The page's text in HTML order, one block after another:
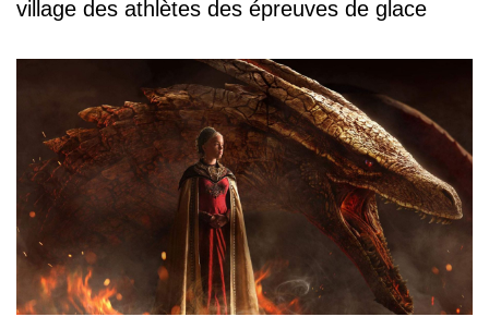
village des athlètes des épreuves de glace